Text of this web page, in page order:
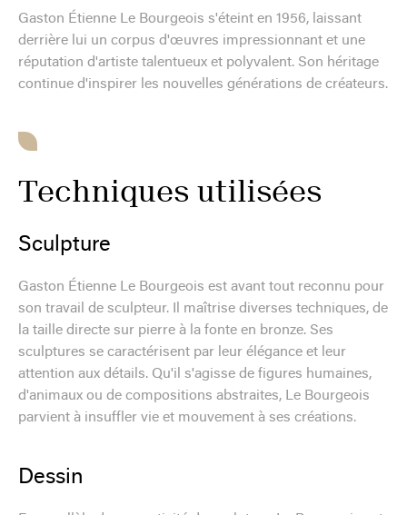
Gaston Étienne Le Bourgeois s'éteint en 1956, laissant
derrière lui un corpus d'œuvres impressionnant et une
réputation d'artiste talentueux et polyvalent. Son héritage
continue d'inspirer les nouvelles générations de créateurs.
Techniques utilisées
Sculpture
Gaston Étienne Le Bourgeois est avant tout reconnu pour
son travail de sculpteur. Il maîtrise diverses techniques, de
la taille directe sur pierre à la fonte en bronze. Ses
sculptures se caractérisent par leur élégance et leur
attention aux détails. Qu'il s'agisse de figures humaines,
d'animaux ou de compositions abstraites, Le Bourgeois
parvient à insuffler vie et mouvement à ses créations.
Dessin